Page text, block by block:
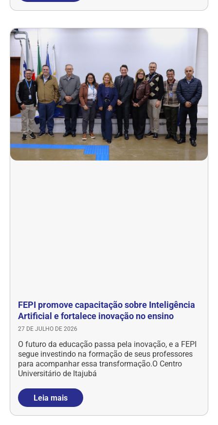
FEPI promove capacitação sobre Inteligência
Artificial e fortalece inovação no ensino
27 DE JULHO DE 2026
O futuro da educação passa pela inovação, e a FEPI
segue investindo na formação de seus professores
para acompanhar essa transformação.O Centro
Universitário de Itajubá
Leia mais